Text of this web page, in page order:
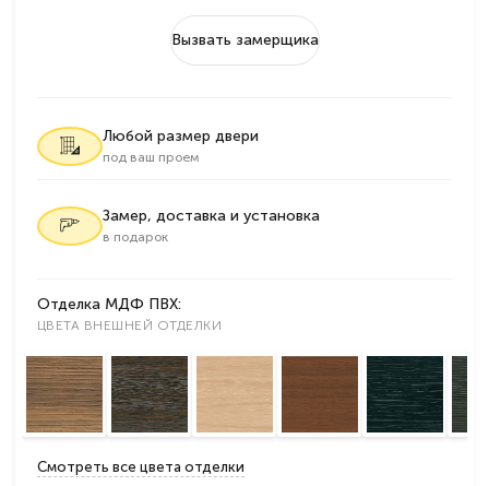
Вызвать замерщика
Любой размер двери
под ваш проем
Замер, доставка и установка
в подарок
Отделка МДФ ПВХ:
ЦВЕТА ВНЕШНЕЙ ОТДЕЛКИ
Смотреть все цвета отделки